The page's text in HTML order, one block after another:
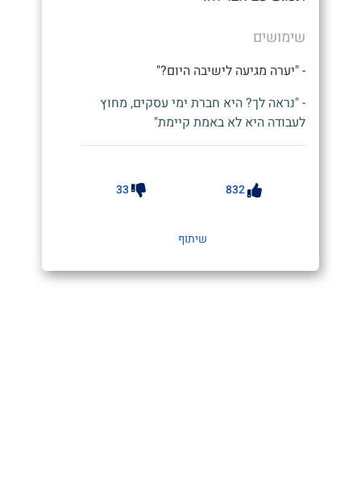
שימושים
- "יערה מגיעה לישיבה היום?"
- "נראה לך? היא חברת ימי עסקים, מחוץ
לעבודה היא לא באמת קיימת"
832
33
שיתוף